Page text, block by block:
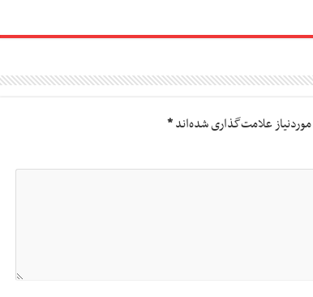
علامت‌گذاری شده‌اند*